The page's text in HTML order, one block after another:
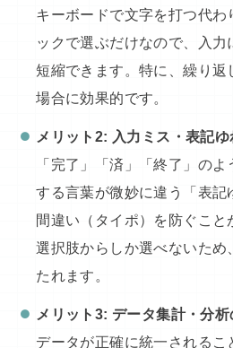
キーボードで文字を打つ代わ
ックで選ぶだけなので、入力
短縮できます。特に、繰り返
場合に効果的です。
メリット2: 入力ミス・表記
「完了」「済」「終了」の
する言葉が微妙に違う「表記
間違い（タイポ）を防ぐこと
選択肢からしか選べないため
たれます。
メリット3: データ集計・分
データが正確に統一されるこ